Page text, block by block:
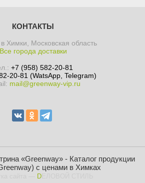
КОНТАКТЫ
в Химки, Московская область
Все города доставки
+7 (958) 582-20-81
20-81 (WatsApp, Telegram)
mail@greenway-vip.ru
«Greenway» - Каталог продукции
с ценами в Химках
DЕЛОВОЙ СТИЛЬ